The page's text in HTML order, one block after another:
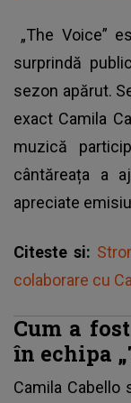
„The Voice”
surprindă
sezon apărut.
exact Camila
muzică
cântăreața a
apreciate
Citeste si:
colaborare cu
Cum a
în echipa
Camila Cabello